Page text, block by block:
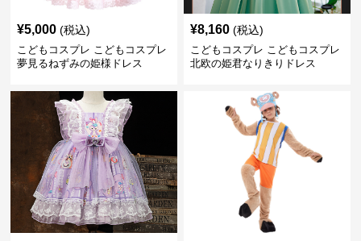
¥5,000 (税込)
こどもコスプレ こどもコスプレ
夢見るねずみの姫様ドレス
¥8,160 (税込)
こどもコスプレ こどもコスプレ
北欧の姫君なりきりドレス